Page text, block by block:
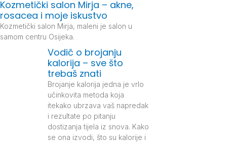
Kozmetički salon Mirja – akne,
rosacea i moje iskustvo
Kozmetički salon Mirja, maleni je salon u
samom centru Osijeka.
Vodič o brojanju
kalorija – sve što
trebaš znati
Brojanje kalorija jedna je vrlo
učinkovita metoda koja
itekako ubrzava vaš napredak
i rezultate po pitanju
dostizanja tijela iz snova. Kako
se ona izvodi, što su kalorije i